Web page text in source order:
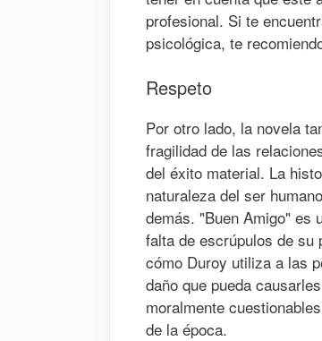
profesional. Si te
psicológica, te
Respeto
Por otro lado, la novela
fragilidad de las
del éxito material. La
naturaleza del ser
demás. "Buen Amigo" es
falta de escrúpulos de su
cómo Duroy utiliza a las
daño que pueda
moralmente
de la época.